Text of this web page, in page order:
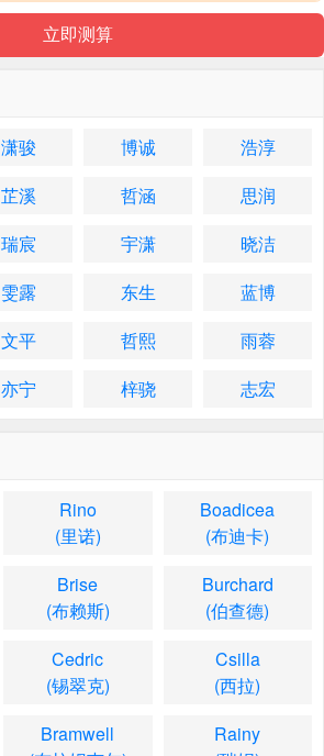
潇骏 博诚
浩淳
芷溪 哲涵
思润
瑞宸 宇潇
晓洁
雯露 东生
蓝博
文平 哲熙
雨蓉
亦宁 梓骁 志宏
Rino
(里诺)
Boadicea
(布迪卡)
Brise
(布赖斯)
Burchard
(伯查德)
Cedric
(锡翠克)
Csilla
(西拉)
Bramwell
Rainy